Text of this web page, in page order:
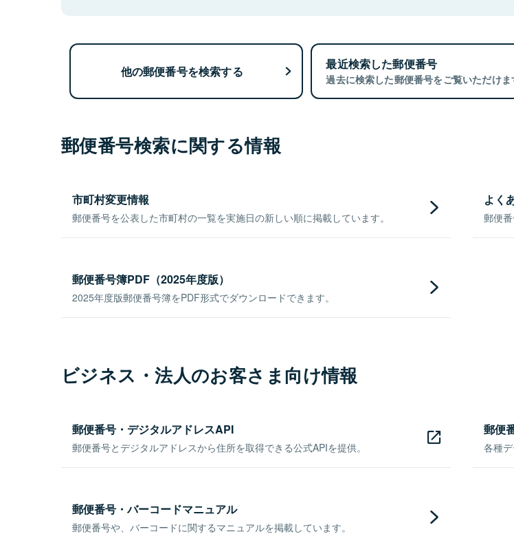
他の郵便番号を検索する 最近検索した郵便番号
過去に検索した郵便番号をご覧いただけま
郵便番号検索に関する情報
市町村変更情報
郵便番号を公表した市町村の一覧を実施日の新しい順に掲載しています。
よく
郵便
郵便番号簿PDF（2025年度版）
2025年度版郵便番号簿をPDF形式でダウンロードできます。
ビジネス・法人のお客さま向け情報
郵便番号・デジタルアドレスAPI
郵便番号とデジタルアドレスから住所を取得できる公式APIを提供。
郵便
各種
郵便番号・バーコードマニュアル
郵便番号や、バーコードに関するマニュアルを掲載しています。